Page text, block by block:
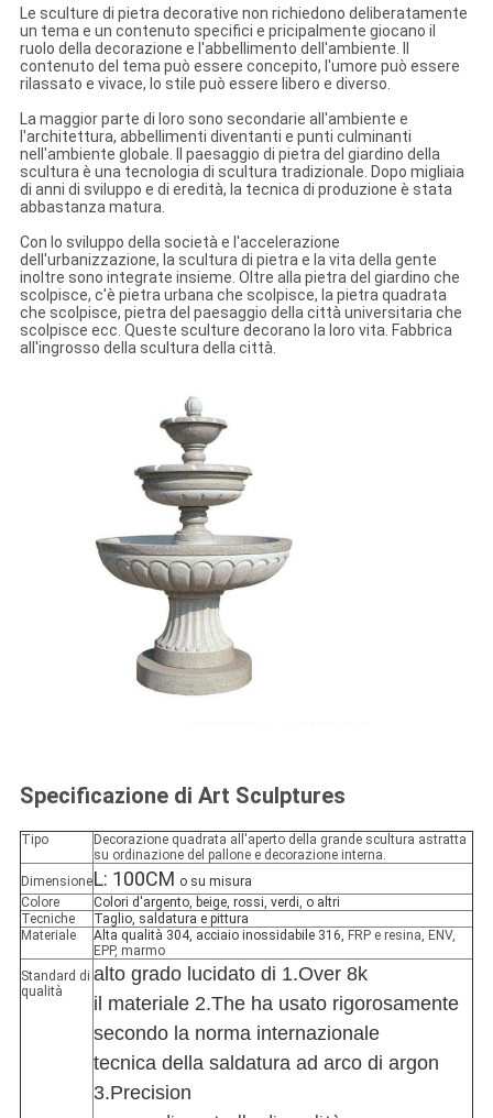
Le sculture di pietra decorative non richiedono deliberatamente
un tema e un contenuto specifici e pricipalmente giocano il
ruolo della decorazione e l'abbellimento dell'ambiente. Il
contenuto del tema può essere concepito, l'umore può essere
rilassato e vivace, lo stile può essere libero e diverso.
La maggior parte di loro sono secondarie all'ambiente e
l'architettura, abbellimenti diventanti e punti culminanti
nell'ambiente globale. Il paesaggio di pietra del giardino della
scultura è una tecnologia di scultura tradizionale. Dopo migliaia
di anni di sviluppo e di eredità, la tecnica di produzione è stata
abbastanza matura.
Con lo sviluppo della società e l'accelerazione
dell'urbanizzazione, la scultura di pietra e la vita della gente
inoltre sono integrate insieme. Oltre alla pietra del giardino che
scolpisce, c'è pietra urbana che scolpisce, la pietra quadrata
che scolpisce, pietra del paesaggio della città universitaria che
scolpisce ecc. Queste sculture decorano la loro vita. Fabbrica
all'ingrosso della scultura della città.
Specificazione di Art Sculptures
Tipo
Decorazione quadrata all'aperto della grande scultura astratta
su ordinazione del pallone e decorazione interna.
DimensioneL: 100CM o su misura
Colore
Colori d'argento, beige, rossi, verdi, o altri
Tecniche
Taglio, saldatura e pittura
Materiale
Alta qualità 304, acciaio inossidabile 316, FRP e resina, ENV,
EPP, marmo
Standard di
qualità
alto grado lucidato di 1.Over 8k
il materiale 2.The ha usato rigorosamente
secondo la norma internazionale
tecnica della saldatura ad arco di argon
3.Precision